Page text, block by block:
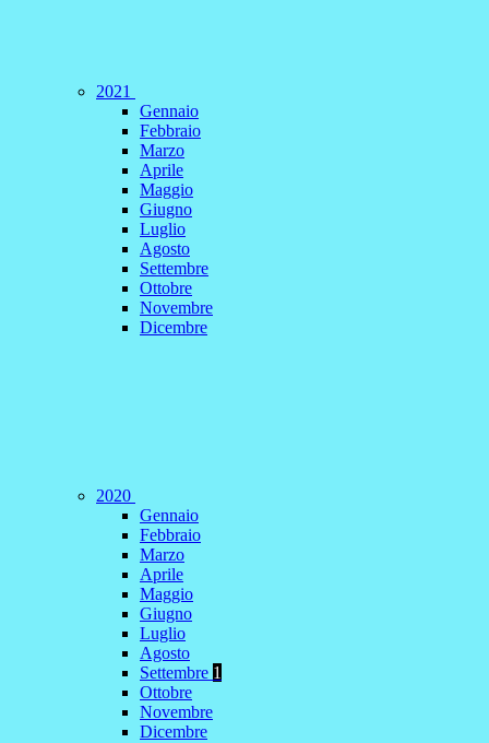
2021
Gennaio
Febbraio
Marzo
Aprile
Maggio
Giugno
Luglio
Agosto
Settembre
Ottobre
Novembre
Dicembre
2020
Gennaio
Febbraio
Marzo
Aprile
Maggio
Giugno
Luglio
Agosto
Settembre 1
Ottobre
Novembre
Dicembre